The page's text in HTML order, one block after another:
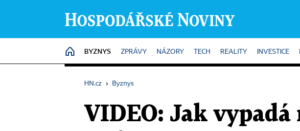
HOME
BYZNYS ZPRÁVY NÁZORY TECH REALITY INVESTICE
HN.cz › Byznys
VIDEO: Jak